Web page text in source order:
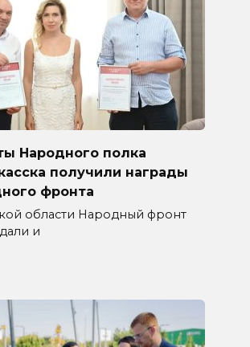
Народного полка
получили награды
фронта
области Народный фронт
и